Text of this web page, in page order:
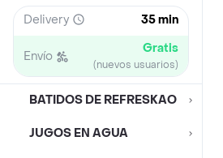
Delivery 35 min
Envío Gratis
(nuevos usuarios)
BATIDOS DE REFRESKAO
JUGOS EN AGUA